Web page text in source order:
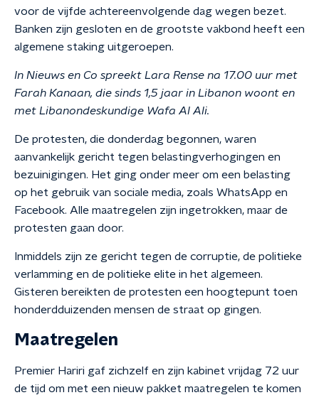
voor de vijfde achtereenvolgende dag wegen bezet.
Banken zijn gesloten en de grootste vakbond heeft een
algemene staking uitgeroepen.
In Nieuws en Co spreekt Lara Rense na 17.00 uur met
Farah Kanaan, die sinds 1,5 jaar in Libanon woont en
met Libanondeskundige Wafa Al Ali.
De protesten, die donderdag begonnen, waren
aanvankelijk gericht tegen belastingverhogingen en
bezuinigingen. Het ging onder meer om een belasting
op het gebruik van sociale media, zoals WhatsApp en
Facebook. Alle maatregelen zijn ingetrokken, maar de
protesten gaan door.
Inmiddels zijn ze gericht tegen de corruptie, de politieke
verlamming en de politieke elite in het algemeen.
Gisteren bereikten de protesten een hoogtepunt toen
honderdduizenden mensen de straat op gingen.
Maatregelen
Premier Hariri gaf zichzelf en zijn kabinet vrijdag 72 uur
de tijd om met een nieuw pakket maatregelen te komen